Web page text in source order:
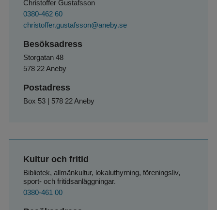
Christoffer Gustafsson
0380-462 60
christoffer.gustafsson@aneby.se
Besöksadress
Storgatan 48
578 22 Aneby
Postadress
Box 53 | 578 22 Aneby
Kultur och fritid
Bibliotek, allmänkultur, lokaluthyrning, föreningsliv,
sport- och fritidsanläggningar.
0380-461 00